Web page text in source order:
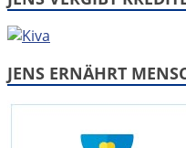
JENS ERNÄHRT